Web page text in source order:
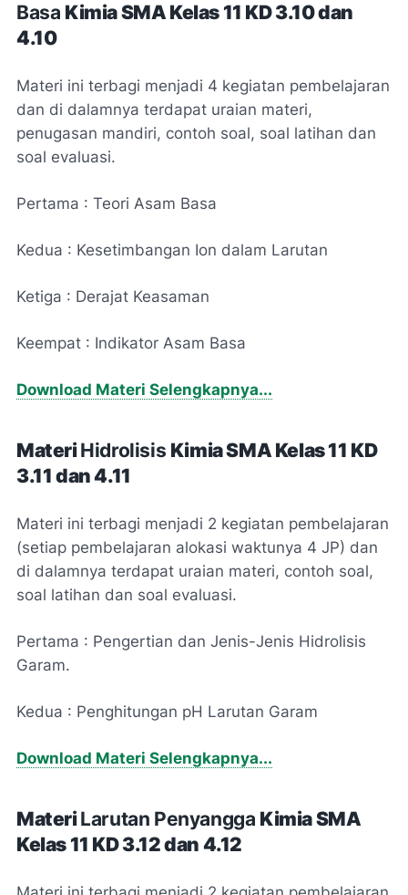
Basa KimiaSMA Kelas 11 KD 3.10 dan
4.10
Materi ini terbagi menjadi 4 kegiatan pembelajaran
dan di dalamnya terdapat uraian materi,
penugasan mandiri, contoh soal, soal latihan dan
soal evaluasi.
Pertama : Teori Asam Basa
Kedua : Kesetimbangan Ion dalam Larutan
Ketiga : Derajat Keasaman
Keempat : Indikator Asam Basa
Download Materi Selengkapnya...
MateriHidrolisis KimiaSMA Kelas 11 KD
3.11 dan 4.11
Materi ini terbagi menjadi 2 kegiatan pembelajaran
(setiap pembelajaran alokasi waktunya 4 JP) dan
di dalamnya terdapat uraian materi, contoh soal,
soal latihan dan soal evaluasi.
Pertama : Pengertian dan Jenis-Jenis Hidrolisis
Garam.
Kedua : Penghitungan pH Larutan Garam
Download Materi Selengkapnya...
MateriLarutan Penyangga KimiaSMA
Kelas 11 KD 3.12 dan 4.12